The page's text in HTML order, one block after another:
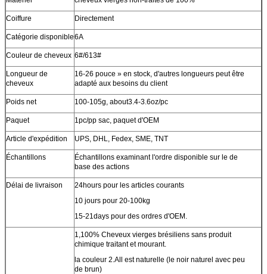
Coiffure Directement
Catégorie disponible6A
Couleur de cheveux 6#/613#
Longueur de
cheveux
16-26 pouce » en stock, d'autres longueurs peut être
adapté aux besoins du client
Poids net 100-105g, about3.4-3.6oz/pc
Paquet 1pc/pp sac, paquet d'OEM
Article d'expédition UPS, DHL, Fedex, SME, TNT
Échantillons
Échantillons examinant l'ordre disponible sur le de
base des actions
Délai de livraison
24hours pour les articles courants
10 jours pour 20-100kg
15-21days pour des ordres d'OEM.
1,100% Cheveux vierges brésiliens sans produit
chimique traitant et mourant.
la couleur 2.All est naturelle (le noir naturel avec peu
de brun)